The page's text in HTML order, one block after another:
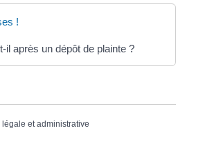
!
il après un dépôt de plainte ?
et administrative